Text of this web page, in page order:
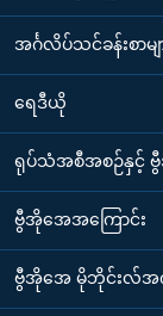
အင်္ဂလိပ်သင်ခန်းစာမျ
ရေဒီယို
ရုပ်သံအစီအစဉ်နှင့် ဗွီ
ဗွီအိုအေအကြောင်း
ဗွီအိုအေ မိုဘိုင်းလ်အက်